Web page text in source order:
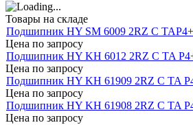
Товары на складе
Подшипник HY SM 6009 2RZ C
Цена по запросу
Подшипник HY KH 6012 2RZ C TA
Цена по запросу
Подшипник HY KH 61909 2RZ C TA
Цена по запросу
Подшипник HY KH 61908 2RZ C TA
Цена по запросу